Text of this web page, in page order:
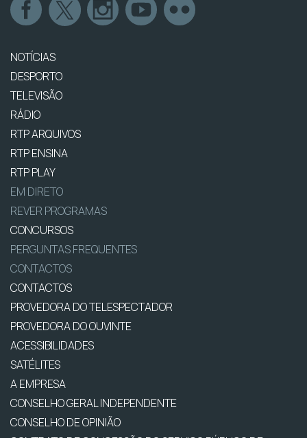
NOTÍCIAS
DESPORTO
TELEVISÃO
RÁDIO
RTP ARQUIVOS
RTP ENSINA
RTP PLAY
EM DIRETO
REVER PROGRAMAS
CONCURSOS
PERGUNTAS FREQUENTES
CONTACTOS
CONTACTOS
PROVEDORA DO TELESPECTADOR
PROVEDORA DO OUVINTE
ACESSIBILIDADES
SATÉLITES
A EMPRESA
CONSELHO GERAL INDEPENDENTE
CONSELHO DE OPINIÃO